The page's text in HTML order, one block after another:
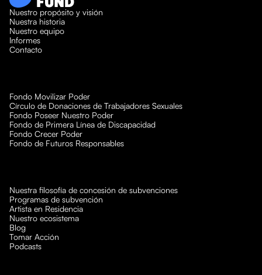
Nuestro propósito y visión
Nuestra historia
Nuestro equipo
Informes
Contacto
Fondo Movilizar Poder
Círculo de Donaciones de Trabajadores Sexuales
Fondo Poseer Nuestro Poder
Fondo de Primera Línea de Discapacidad
Fondo Crecer Poder
Fondo de Futuros Responsables
Nuestra filosofía de concesión de subvenciones
Programas de subvención
Artista en Residencia
Nuestro ecosistema
Blog
Tomar Acción
Podcasts